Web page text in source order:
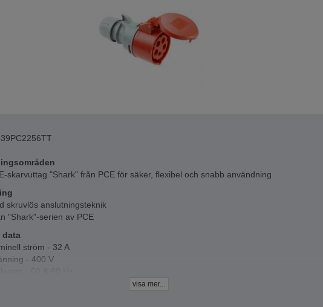
skarvuttag "Shark" från PCE för säker, flexibel och snabb användning
skruvlös anslutningsteknik
"Shark"-serien av PCE
data
ström - 32 A
- 400 V
visa mer...